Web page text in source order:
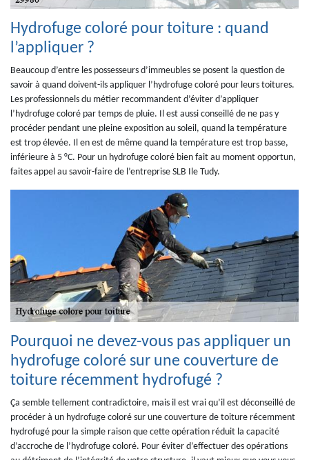
Hydrofuge coloré pour toiture : quand
l’appliquer ?
Beaucoup d’entre les possesseurs d’immeubles se posent la question de
savoir à quand doivent-ils appliquer l’hydrofuge coloré pour leurs toitures.
Les professionnels du métier recommandent d’éviter d’appliquer
l’hydrofuge coloré par temps de pluie. Il est aussi conseillé de ne pas y
procéder pendant une pleine exposition au soleil, quand la température
est trop élevée. Il en est de même quand la température est trop basse,
inférieure à 5 °C. Pour un hydrofuge coloré bien fait au moment opportun,
faites appel au savoir-faire de l’entreprise SLB Ile Tudy.
Pourquoi ne devez-vous pas appliquer un
hydrofuge coloré sur une couverture de
toiture récemment hydrofugé ?
Ça semble tellement contradictoire, mais il est vrai qu’il est déconseillé de
procéder à un hydrofuge coloré sur une couverture de toiture récemment
hydrofugé pour la simple raison que cette opération réduit la capacité
d’accroche de l’hydrofuge coloré. Pour éviter d’effectuer des opérations